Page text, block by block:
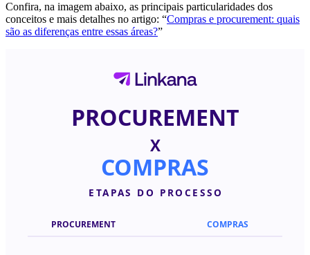
Confira, na imagem abaixo, as principais particularidades dos
conceitos e mais detalhes no artigo: “Compras e procurement: quais
são as diferenças entre essas áreas?”